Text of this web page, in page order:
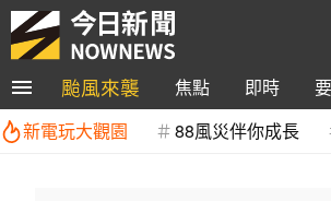
颱風來襲 焦點 即時
新電玩大觀園
88風災伴你成長